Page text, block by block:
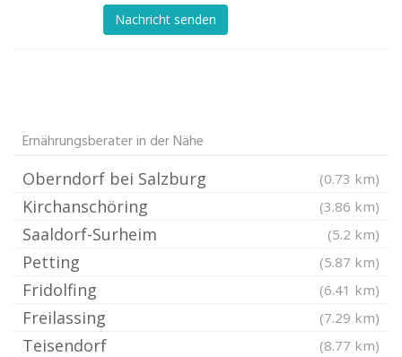
Nachricht senden
Ernährungsberater in der Nähe
Oberndorf bei Salzburg (0.73 km)
Kirchanschöring (3.86 km)
Saaldorf-Surheim (5.2 km)
Petting (5.87 km)
Fridolfing (6.41 km)
Freilassing (7.29 km)
Teisendorf (8.77 km)